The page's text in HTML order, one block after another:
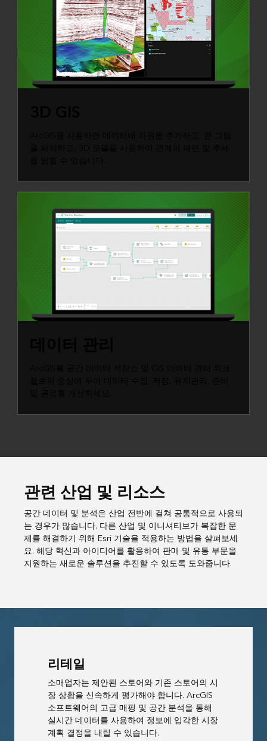
관련 산업 및 리소스
공간 데이터 및 분석은 산업 전반에 걸쳐 공통적으로 사용되
는 경우가 많습니다. 다른 산업 및 이니셔티브가 복잡한 문
제를 해결하기 위해 Esri 기술을 적용하는 방법을 살펴보세
요. 해당 혁신과 아이디어를 활용하여 판매 및 유통 부문을
지원하는 새로운 솔루션을 추진할 수 있도록 도와줍니다.
리테일
소매업자는 제안된 스토어와 기존 스토어의 시
장 상황을 신속하게 평가해야 합니다. ArcGIS
소프트웨어의 고급 매핑 및 공간 분석을 통해
실시간 데이터를 사용하여 정보에 입각한 시장
계획 결정을 내릴 수 있습니다.